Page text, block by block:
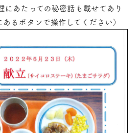
にあたっての秘密話も載せてあり
あるボタンで操作してください）